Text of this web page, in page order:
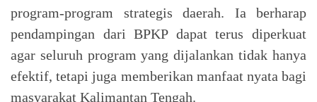
program-program strategis daerah. Ia berharap
pendampingan dari BPKP dapat terus diperkuat
agar seluruh program yang dijalankan tidak hanya
efektif, tetapi juga memberikan manfaat nyata bagi
masyarakat Kalimantan Tengah.